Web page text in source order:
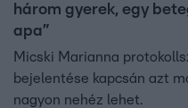
három gyerek, egy
apa”
Micski Marianna
bejelentése kapcsán azt
nagyon nehéz lehet.